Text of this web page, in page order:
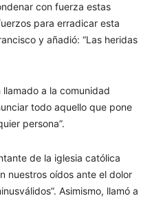
con fuerza estas
para erradicar esta
y añadió: “Las heridas
a la comunidad
todo aquello que pone
persona”.
de la iglesia católica
nuestros oídos ante el dolor
Asimismo, llamó a